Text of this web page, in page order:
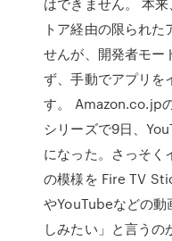
トア経由の限られ
せんが、開発者モー
ず、手動でアプリを
す。 Amazon.co.jp
シリーズで9日、
になった。さっそく
の模様を Fire TV
やYouTubeなどの動
しみたい」と言うの